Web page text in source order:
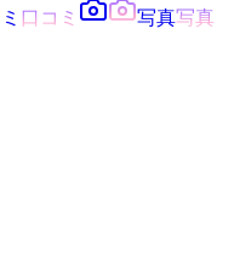
口コミ 写真写真